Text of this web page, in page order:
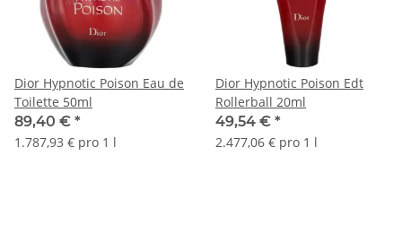
Dior Hypnotic Poison Eau de
Toilette 50ml
89,40 € *
1.787,93 € pro 1 l
Dior Hypnotic Poison Edt
Rollerball 20ml
49,54 € *
2.477,06 € pro 1 l